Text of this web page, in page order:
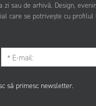
sau de arhivă. Design,
care se potrivește cu
să primesc newsletter.